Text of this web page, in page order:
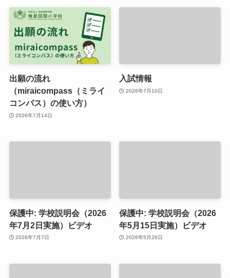
出願の流れ
（miraicompass（ミライ
コンパス）の使い方）
2026年7月14日
入試情報
2026年7月10日
保護中: 学校説明会（2026
年7月2日実施）ビデオ
2026年7月7日
保護中: 学校説明会（2026
年5月15日実施）ビデオ
2026年5月26日